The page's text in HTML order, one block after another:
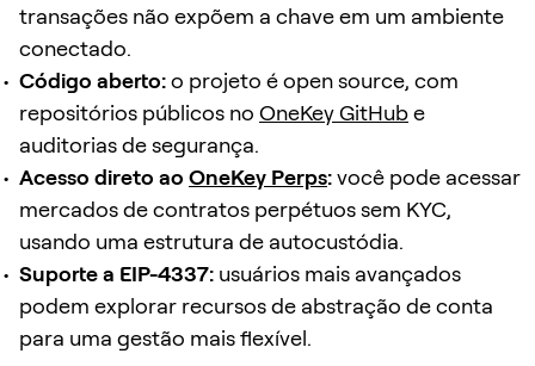
transações não expõem a chave em um ambiente
conectado.
Código aberto:o projeto é open source, com
repositórios públicos no OneKey GitHube
auditorias de segurança.
Acesso direto ao OneKey Perps:você pode acessar
mercados de contratos perpétuos sem KYC,
usando uma estrutura de autocustódia.
Suporte a EIP-4337: usuários mais avançados
podem explorar recursos de abstração de conta
para uma gestão mais flexível.